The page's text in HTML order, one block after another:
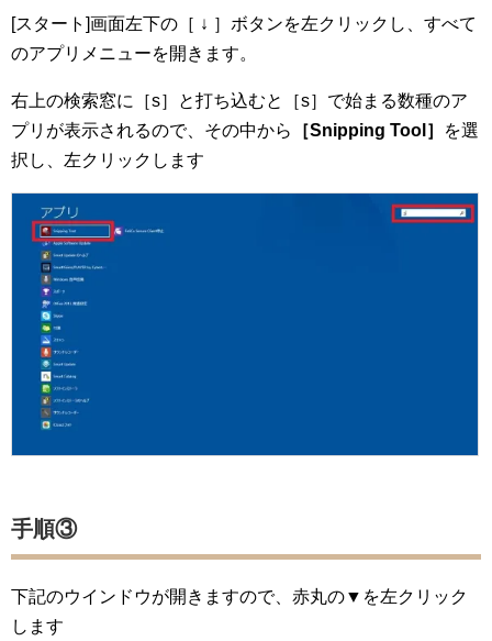
[スタート]画面左下の［ ↓ ］ボタンを左クリックし、すべて
のアプリメニューを開きます。
右上の検索窓に［s］と打ち込むと［s］で始まる数種のア
プリが表示されるので、その中から
［Snipping Tool］
を選
択し、左クリックします
手順③
下記のウインドウが開きますので、赤丸の▼を左クリック
します